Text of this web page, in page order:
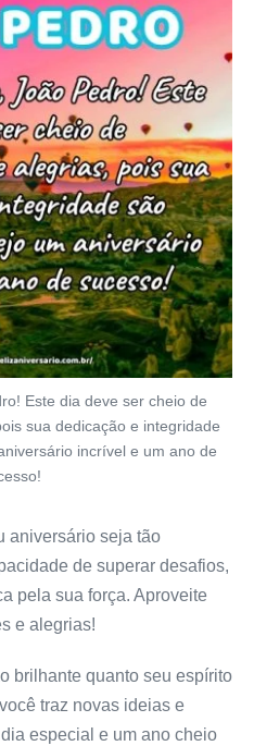
Este dia deve ser cheio de
sua dedicação e integridade
incrível e um ano de
aniversário seja tão
de superar desafios,
pela sua força. Aproveite
e alegrias!
brilhante quanto seu espírito
traz novas ideias e
especial e um ano cheio